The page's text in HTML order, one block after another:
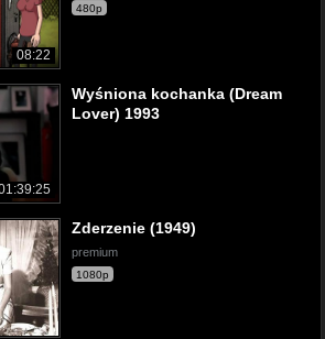
08:22
480p
Wyśniona kochanka (Dream
Lover) 1993
Zderzenie (1949)
premium
1080p